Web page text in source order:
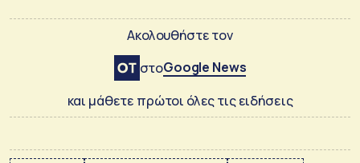
Ακολουθήστε τον
στοGoogle News
και μάθετε πρώτοι όλες τις ειδήσεις